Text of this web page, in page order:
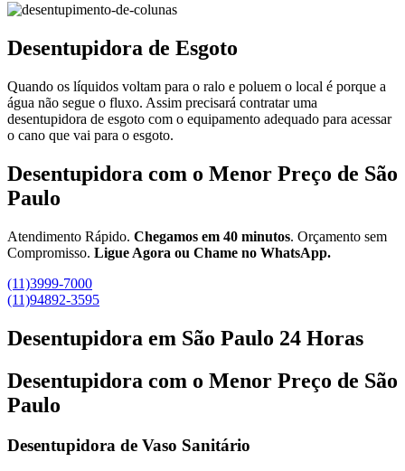
Desentupidora de Esgoto
Quando os líquidos voltam para o ralo e poluem o local é porque a
água não segue o fluxo. Assim precisará contratar uma
desentupidora de esgoto com o equipamento adequado para acessar
o cano que vai para o esgoto.
Desentupidora com o Menor Preço de São
Paulo
Atendimento Rápido. Chegamos em 40 minutos. Orçamento sem
Compromisso. Ligue Agora ou Chame no WhatsApp.
(11)3999-7000
(11)94892-3595
Desentupidora em São Paulo 24 Horas
Desentupidora com o Menor Preço de São
Paulo
Desentupidora de Vaso Sanitário